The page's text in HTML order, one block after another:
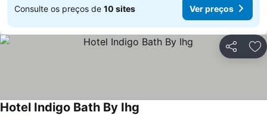
Consulte os preços de 10 sites Ver preços
Partilhar
Hotel Indigo Bath By Ihg